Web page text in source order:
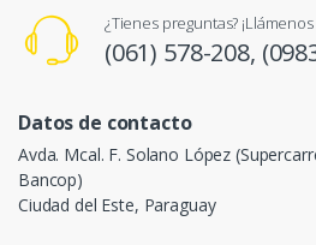
¿Tienes preguntas? ¡Llámenos
(061) 578-208,
Datos de contacto
Avda. Mcal. F. Solano López
Bancop)
Ciudad del Este, Paraguay